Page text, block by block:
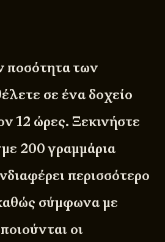
ποσότητα των
σε ένα δοχείο
12 ώρες. Ξεκινήστε
200 γραμμάρια
περισσότερο
σύμφωνα με
οι